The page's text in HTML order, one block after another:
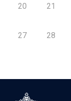
20 21
27 28